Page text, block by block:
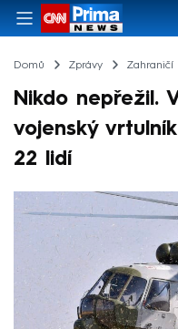
Domů Zprávy Zahraničí
Nikdo nepřežil.
vojenský
22 lidí